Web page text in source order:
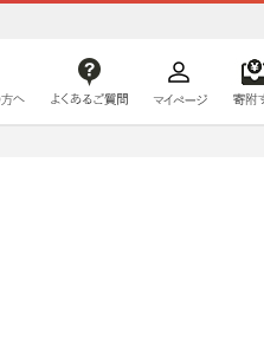
はじめての方へ